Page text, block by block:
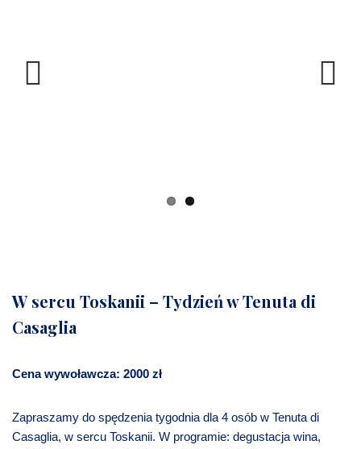
W sercu Toskanii – Tydzień w Tenuta di
Casaglia
Cena wywoławcza: 2000 zł
Zapraszamy do spędzenia tygodnia dla 4 osób w Tenuta di
Casaglia, w sercu Toskanii. W programie: degustacja wina,